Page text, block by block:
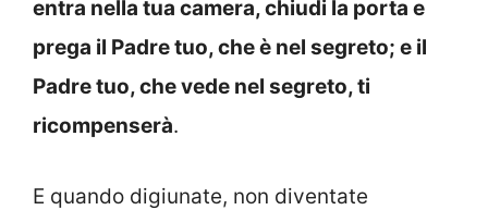
entra nella tua camera, chiudi la porta e
prega il Padre tuo, che è nel segreto; e il
Padre tuo, che vede nel segreto, ti
ricompenserà.
E quando digiunate, non diventate